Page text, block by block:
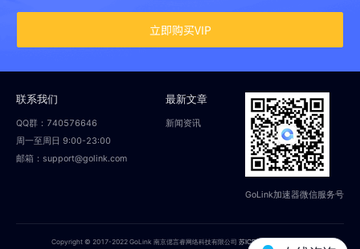
立即购买VIP
联系我们
QQ群：740576646
周一至周日 9:00-23:00
邮箱：support@golink.com
最新文章
新闻资讯
GoLink加速器微信服务号
Copyright © 2017-2022 GoLink 南京偲言睿网络科技有限公司苏ICP备18014251号-2